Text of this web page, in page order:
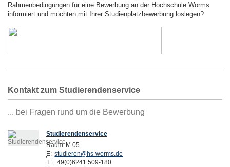
Rahmenbedingungen für eine Bewerbung an der Hochschule Worms
informiert und möchten mit Ihrer Studienplatzbewerbung loslegen?
Kontakt zum Studierendenservice
... bei Fragen rund um die Bewerbung
Studierendenservice
Raum: M 05
E: studieren@hs-worms.de
T: +49(0)6241.509-180